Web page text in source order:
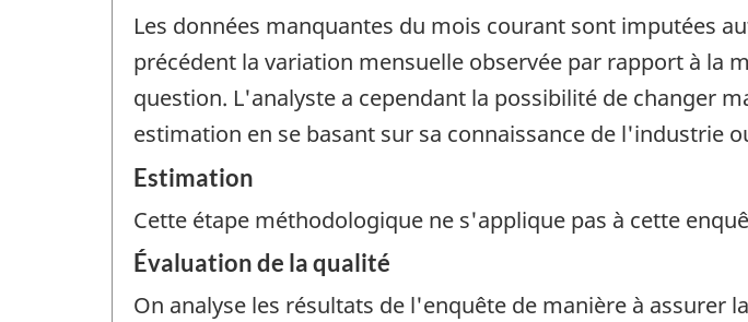
Les données manquantes du mois courant sont imputées
précédent la variation mensuelle observée par rapport à la
question. L'analyste a cependant la possibilité de changer
estimation en se basant sur sa connaissance de l'industrie
Estimation
Cette étape méthodologique ne s'applique pas à cette
Évaluation de la qualité
On analyse les résultats de l'enquête de manière à assurer